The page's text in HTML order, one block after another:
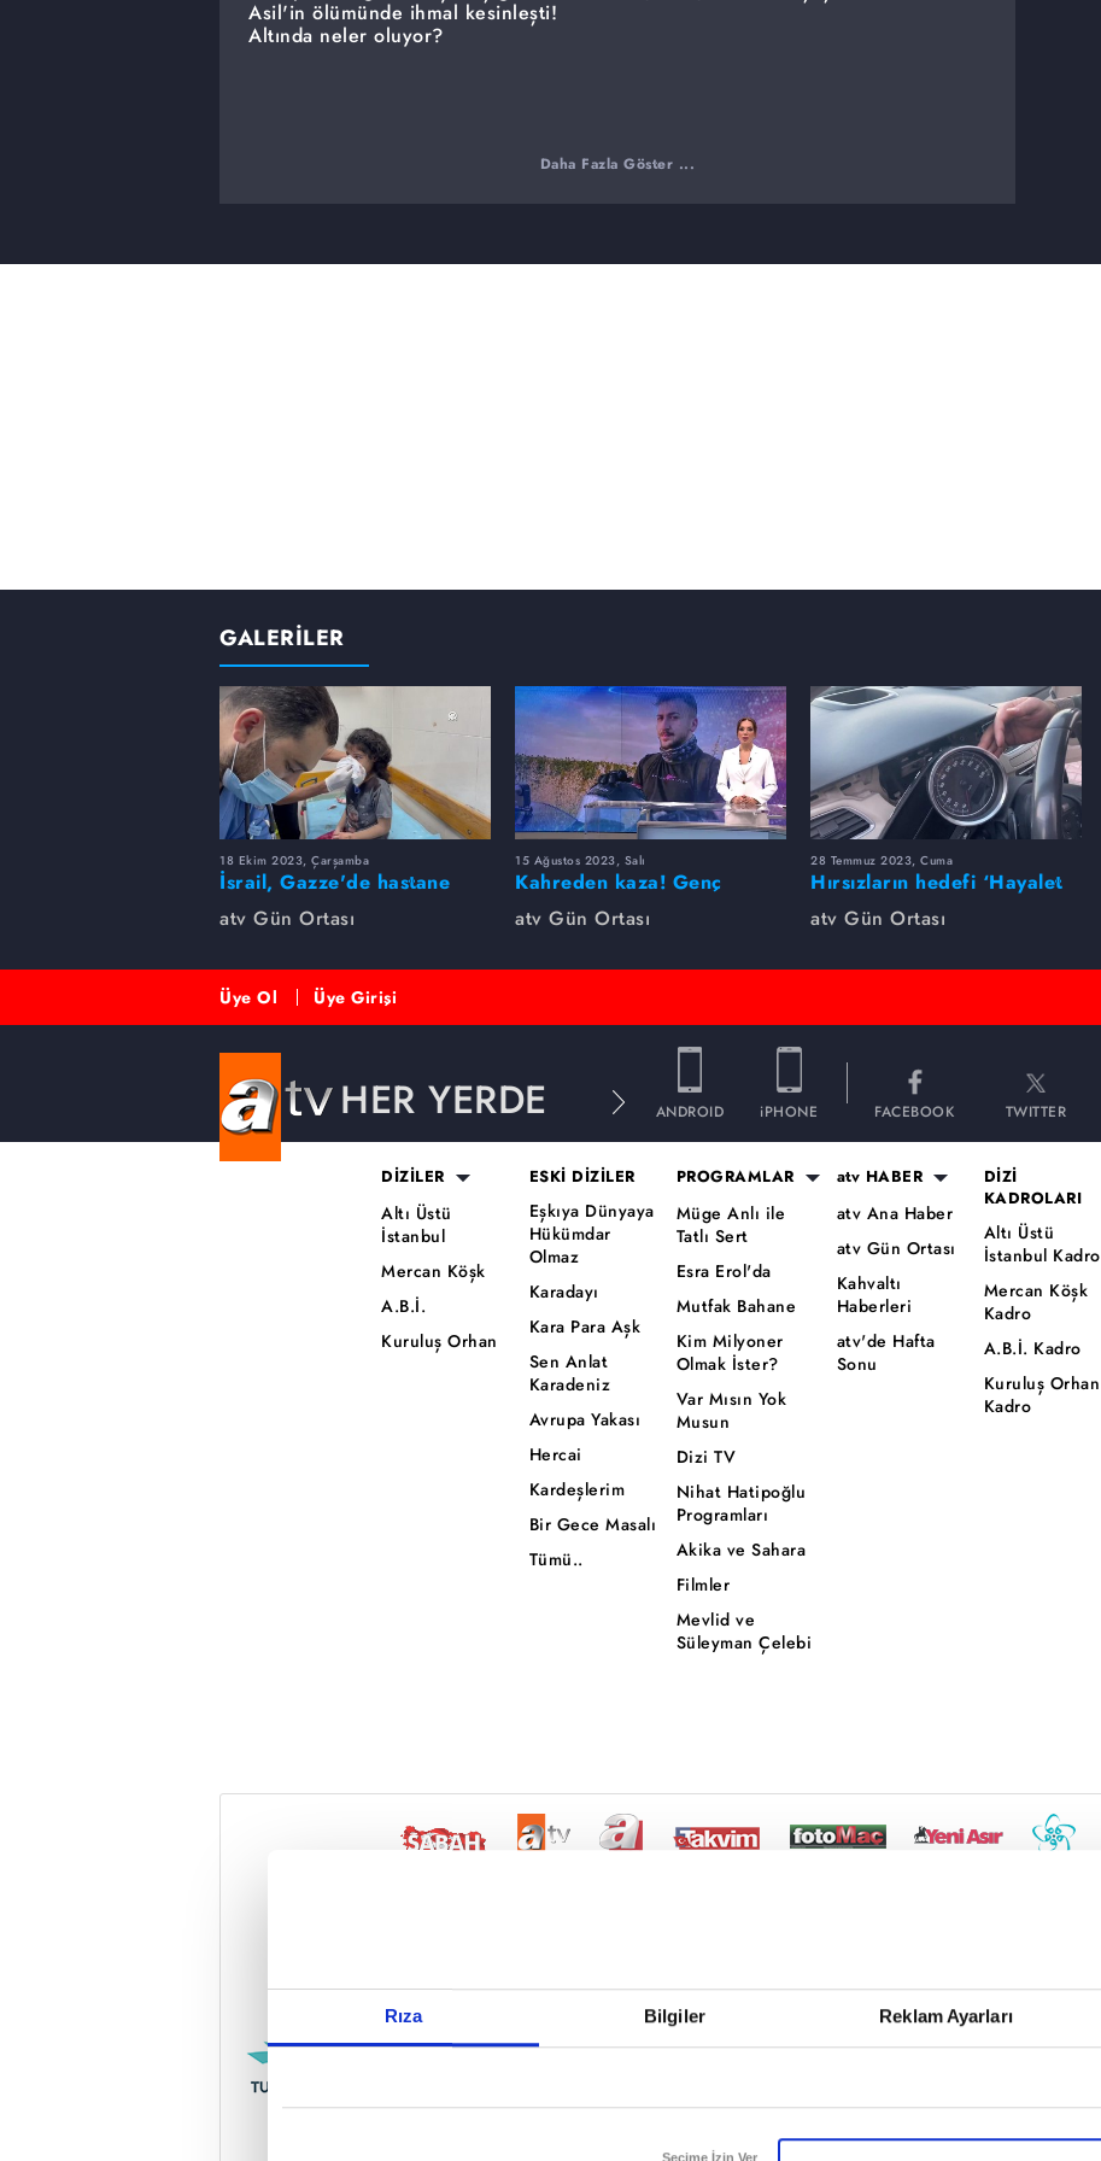
Rıza Bilgiler Reklam Ayarları
Reddet
Seçime İzin Ver
Asil'in ölümünde ihmal kesinleşti!
Altında neler oluyor?
Daha Fazla Göster ...
GALERİLER
18 Ekim 2023, Çarşamba
İsrail, Gazze'de hastane
bombaladı! Yüzlerce ölü
var...
atv Gün Ortası
15 Ağustos 2023, Salı
Kahreden kaza! Genç
fenomen hayatını kaybetti...
atv Gün Ortası
28 Temmuz 2023, Cuma
Hırsızların hedefi ‘Hayalet
Ekran’
atv Gün Ortası
Üye Ol Üye Girişi
HER YERDE ANDROID iPHONE FACEBOOK TWITTER
DİZİLER
Altı Üstü
İstanbul
Mercan Köşk
A.B.İ.
Kuruluş Orhan
ESKİ DİZİLER
Eşkıya Dünyaya
Hükümdar
Olmaz
Karadayı
Kara Para Aşk
Sen Anlat
Karadeniz
Avrupa Yakası
Hercai
Kardeşlerim
Bir Gece Masalı
Tümü..
PROGRAMLAR
Müge Anlı ile
Tatlı Sert
Esra Erol'da
Mutfak Bahane
Kim Milyoner
Olmak İster?
Var Mısın Yok
Musun
Dizi TV
Nihat Hatipoğlu
Programları
Akika ve Sahara
Filmler
Mevlid ve
Süleyman Çelebi
atv HABER
atv Ana Haber
atv Gün Ortası
Kahvaltı
Haberleri
atv'de Hafta
Sonu
DİZİ
KADROLARI
Altı Üstü
İstanbul Kadro
Mercan Köşk
Kadro
A.B.İ. Kadro
Kuruluş Orhan
Kadro